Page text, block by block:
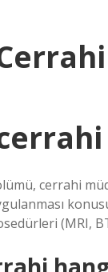
cerrahi
(MRI,